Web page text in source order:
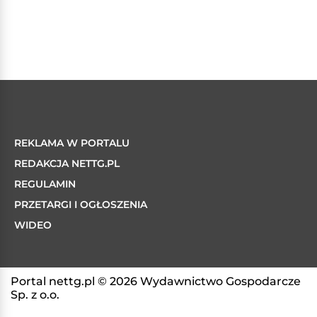
REKLAMA W PORTALU
REDAKCJA NETTG.PL
REGULAMIN
PRZETARGI I OGŁOSZENIA
WIDEO
Portal nettg.pl © 2026 Wydawnictwo Gospodarcze
Sp. z o.o.